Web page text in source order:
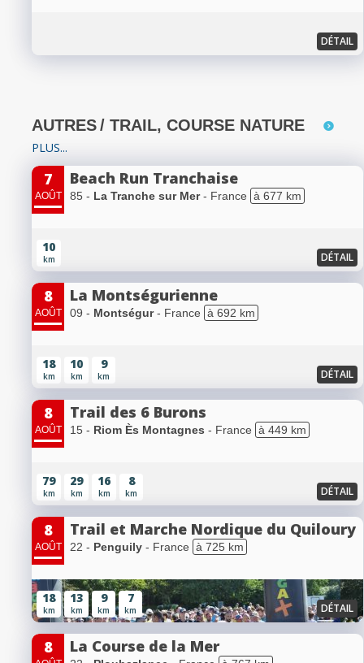
DÉTAIL
AUTRES/ TRAIL, COURSE NATURE
PLUS...
7
AOÛT
Beach Run Tranchaise
85 - La Tranche sur Mer- France à 677 km
10
km DÉTAIL
8
AOÛT
La Montségurienne
09 - Montségur- France à 692 km
18
km
10
km
9
km DÉTAIL
8
AOÛT
Trail des 6 Burons
15 - Riom Ès Montagnes - France à 449 km
79
km
29
km
16
km
8
km DÉTAIL
8
AOÛT
Trail et Marche Nordique du Quiloury
22 - Penguily - France à 725 km
18
km
13
km
9
km
7
km DÉTAIL
8 La Course de la Mer